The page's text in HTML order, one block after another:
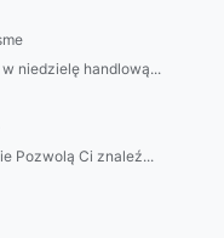
niedzielę handlową...
Pozwolą Ci znaleź...